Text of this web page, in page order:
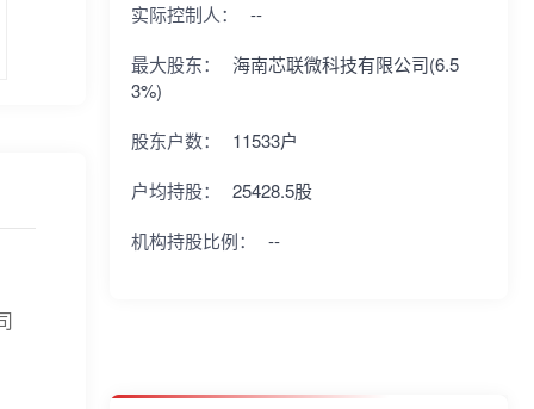
实际控制人：
--
最大股东：
海南芯联微科技有限公司(6.5
3%)
股东户数：
11533户
户均持股：
25428.5股
机构持股比例：
--